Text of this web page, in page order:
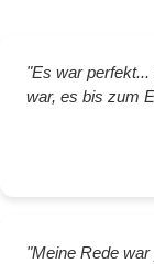
"Es war
war, es bis zum
"Meine Rede